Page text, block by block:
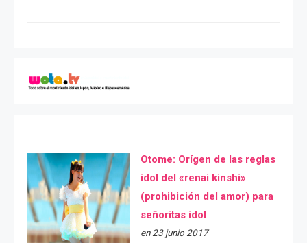
Otome: Orígen de las reglas
idol del «renai kinshi»
(prohibición del amor) para
señoritas idol
en 23 junio 2017